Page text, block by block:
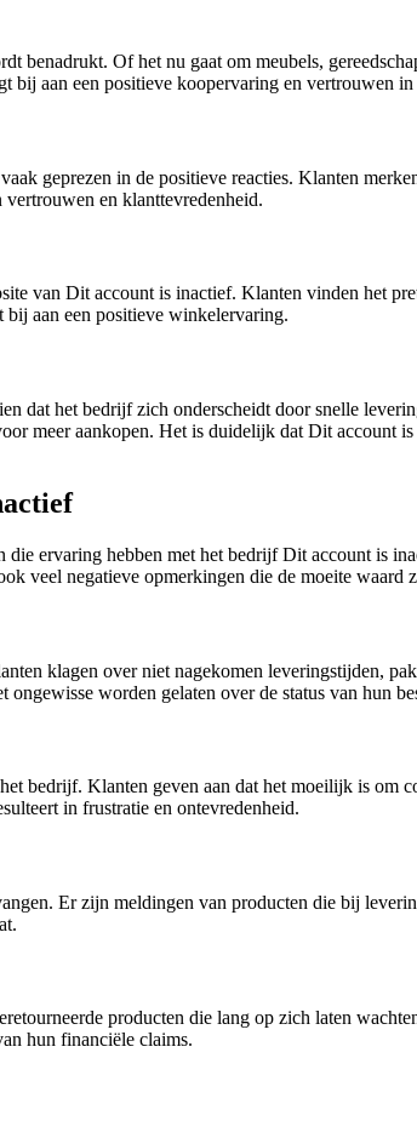
benadrukt. Of het nu gaat om meubels,
bij aan een positieve koopervaring en vertrouwen
geprezen in de positieve reacties. Klanten
en klanttevredenheid.
van Dit account is inactief. Klanten vinden het
aan een positieve winkelervaring.
dat het bedrijf zich onderscheidt door snelle
meer aankopen. Het is duidelijk dat Dit account
ervaring hebben met het bedrijf Dit account is
veel negatieve opmerkingen die de moeite waard
klagen over niet nagekomen leveringstijden,
worden gelaten over de status van hun
bedrijf. Klanten geven aan dat het moeilijk is om
in frustratie en ontevredenheid.
Er zijn meldingen van producten die bij
producten die lang op zich laten
hun financiële claims.